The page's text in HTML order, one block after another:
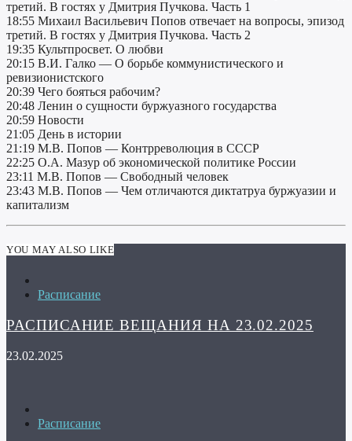
третий. В гостях у Дмитрия Пучкова. Часть 1
18:55 Михаил Васильевич Попов отвечает на вопросы, эпизод
третий. В гостях у Дмитрия Пучкова. Часть 2
19:35 Культпросвет. О любви
20:15 В.И. Галко — О борьбе коммунистического и
ревизионистского
20:39 Чего бояться рабочим?
20:48 Ленин о сущности буржуазного государства
20:59 Новости
21:05 День в истории
21:19 М.В. Попов — Контрреволюция в СССР
22:25 О.А. Мазур об экономической политике России
23:11 М.В. Попов — Свободный человек
23:43 М.В. Попов — Чем отличаются диктатруа буржуазии и
капитализм
YOU MAY ALSO LIKE
Расписание
РАСПИСАНИЕ ВЕЩАНИЯ НА 23.02.2025
23.02.2025
Расписание